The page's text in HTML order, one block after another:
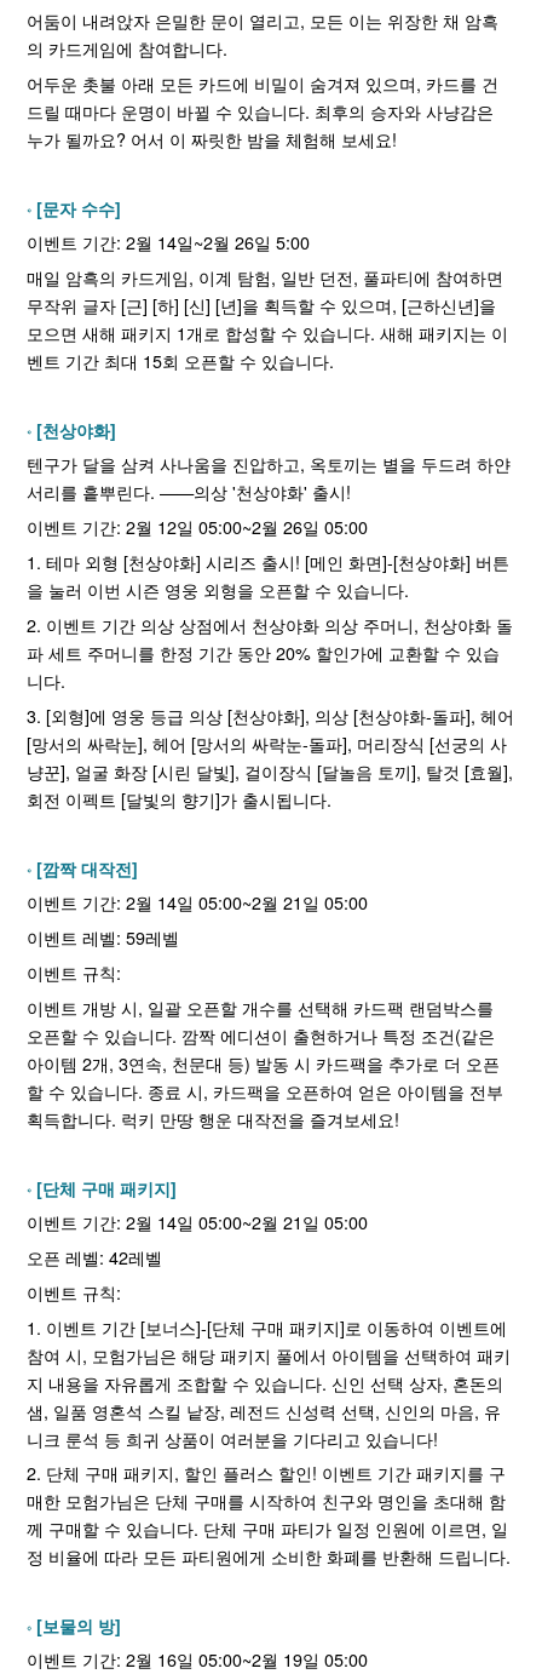
어둠이 내려앉자 은밀한 문이 열리고, 모든 이는 위장한 채 암흑
의 카드게임에 참여합니다.
어두운 촛불 아래 모든 카드에 비밀이 숨겨져 있으며, 카드를 건
드릴 때마다 운명이 바뀔 수 있습니다. 최후의 승자와 사냥감은
누가 될까요? 어서 이 짜릿한 밤을 체험해 보세요!
[문자 수수]
이벤트 기간: 2월 14일~2월 26일 5:00
매일 암흑의 카드게임, 이계 탐험, 일반 던전, 풀파티에 참여하면
무작위 글자 [근] [하] [신] [년]을 획득할 수 있으며, [근하신년]을
모으면 새해 패키지 1개로 합성할 수 있습니다. 새해 패키지는 이
벤트 기간 최대 15회 오픈할 수 있습니다.
[천상야화]
텐구가 달을 삼켜 사나움을 진압하고, 옥토끼는 별을 두드려 하얀
서리를 흩뿌린다. ——의상 '천상야화' 출시!
이벤트 기간: 2월 12일 05:00~2월 26일 05:00
1. 테마 외형 [천상야화] 시리즈 출시! [메인 화면]-[천상야화] 버튼
을 눌러 이번 시즌 영웅 외형을 오픈할 수 있습니다.
2. 이벤트 기간 의상 상점에서 천상야화 의상 주머니, 천상야화 돌
파 세트 주머니를 한정 기간 동안 20% 할인가에 교환할 수 있습
니다.
3. [외형]에 영웅 등급 의상 [천상야화], 의상 [천상야화-돌파], 헤어
[망서의 싸락눈], 헤어 [망서의 싸락눈-돌파], 머리장식 [선궁의 사
냥꾼], 얼굴 화장 [시린 달빛], 걸이장식 [달놀음 토끼], 탈것 [효월],
회전 이펙트 [달빛의 향기]가 출시됩니다.
[깜짝 대작전]
이벤트 기간: 2월 14일 05:00~2월 21일 05:00
이벤트 레벨: 59레벨
이벤트 규칙:
이벤트 개방 시, 일괄 오픈할 개수를 선택해 카드팩 랜덤박스를
오픈할 수 있습니다. 깜짝 에디션이 출현하거나 특정 조건(같은
아이템 2개, 3연속, 천문대 등) 발동 시 카드팩을 추가로 더 오픈
할 수 있습니다. 종료 시, 카드팩을 오픈하여 얻은 아이템을 전부
획득합니다. 럭키 만땅 행운 대작전을 즐겨보세요!
[단체 구매 패키지]
이벤트 기간: 2월 14일 05:00~2월 21일 05:00
오픈 레벨: 42레벨
이벤트 규칙:
1. 이벤트 기간 [보너스]-[단체 구매 패키지]로 이동하여 이벤트에
참여 시, 모험가님은 해당 패키지 풀에서 아이템을 선택하여 패키
지 내용을 자유롭게 조합할 수 있습니다. 신인 선택 상자, 혼돈의
샘, 일품 영혼석 스킬 낱장, 레전드 신성력 선택, 신인의 마음, 유
니크 룬석 등 희귀 상품이 여러분을 기다리고 있습니다!
2. 단체 구매 패키지, 할인 플러스 할인! 이벤트 기간 패키지를 구
매한 모험가님은 단체 구매를 시작하여 친구와 명인을 초대해 함
께 구매할 수 있습니다. 단체 구매 파티가 일정 인원에 이르면, 일
정 비율에 따라 모든 파티원에게 소비한 화폐를 반환해 드립니다.
[보물의 방]
이벤트 기간: 2월 16일 05:00~2월 19일 05:00